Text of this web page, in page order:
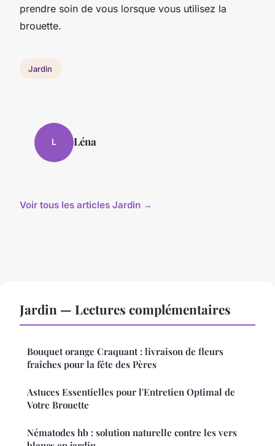
prendre soin de vous lorsque vous utilisez la
brouette.
Jardin
L Léna
Voir tous les articles Jardin →
Jardin — Lectures complémentaires
Bouquet orange Craquant : livraison de fleurs
fraîches pour la fête des Pères
Astuces Essentielles pour l'Entretien Optimal de
Votre Brouette
Nématodes hb : solution naturelle contre les vers